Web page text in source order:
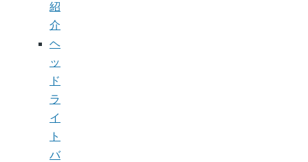
紹
介
ヘ
ッ
ド
ラ
イ
ト
バ